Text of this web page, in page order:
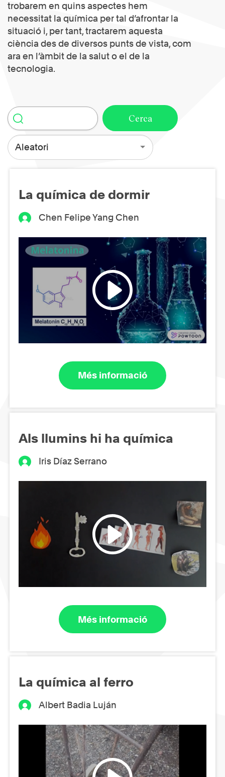
trobarem en quins aspectes hem
necessitat la química per tal d’afrontar la
situació i, per tant, tractarem aquesta
ciència des de diversos punts de vista, com
ara en l’àmbit de la salut o el de la
tecnologia.
Aleatori
La química de dormir
Chen Felipe Yang Chen
Més informació
Als llumins hi ha química
Iris Díaz Serrano
Més informació
La química al ferro
Albert Badia Luján